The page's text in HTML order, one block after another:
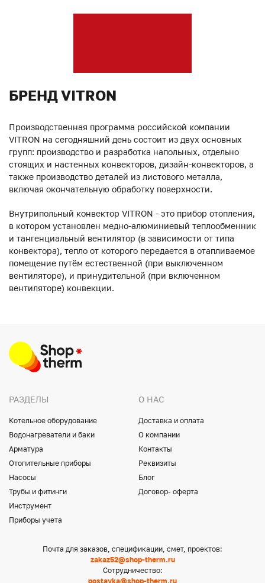
БРЕНД VITRON
Производственная программа российской компании
VITRON на сегодняшний день состоит из двух основных
групп: производство и разработка напольных, отдельно
стоящих и настенных конвекторов, дизайн-конвекторов, а
также производство деталей из листового металла,
включая окончательную обработку поверхности.
Внутрипольный конвектор VITRON - это прибор отопления,
в котором установлен медно-алюминиевый теплообменник
и тангенциальный вентилятор (в зависимости от типа
конвектора), тепло от которого передается в отапливаемое
помещение путём естественной (при выключенном
вентиляторе), и принудительной (при включенном
вентиляторе) конвекции.
РАЗДЕЛЫ
Котельное оборудование
Водонагреватели и баки
Арматура
Отопительные приборы
Насосы
Трубы и фитинги
Инструмент
Приборы учета
О НАС
Доставка и оплата
О компании
Контакты
Реквизиты
Блог
Договор- оферта
Почта для заказов, спецификации, смет, проектов:
zakaz52@shop-therm.ru
Сотрудничество:
postavka@shop-therm.ru